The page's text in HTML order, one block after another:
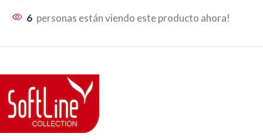
6 personas están viendo este producto ahora!